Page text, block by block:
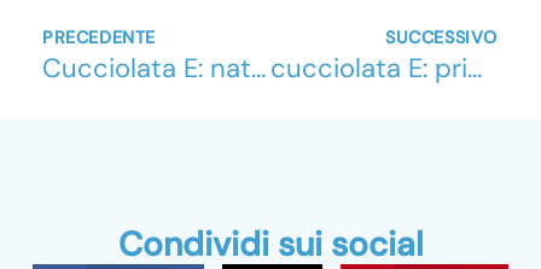
Precedente
PRECEDENTE
Cucciolata E: nati i cuccioli di Derin e Bikila
SUCCESSIVO
cucciolata E: prima settimana
Condividi sui social